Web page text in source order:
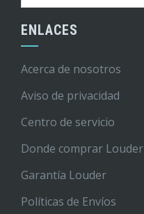
ENLACES
Acerca de nosotros
Aviso de privacidad
Centro de servicio
Donde comprar Louder
Garantía Louder
Políticas de Envíos